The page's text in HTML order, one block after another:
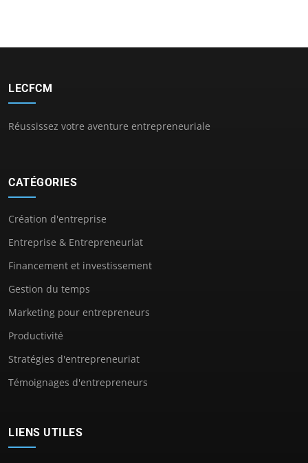
LECFCM
Réussissez votre aventure entrepreneuriale
CATÉGORIES
Création d'entreprise
Entreprise & Entrepreneuriat
Financement et investissement
Gestion du temps
Marketing pour entrepreneurs
Productivité
Stratégies d'entrepreneuriat
Témoignages d'entrepreneurs
LIENS UTILES